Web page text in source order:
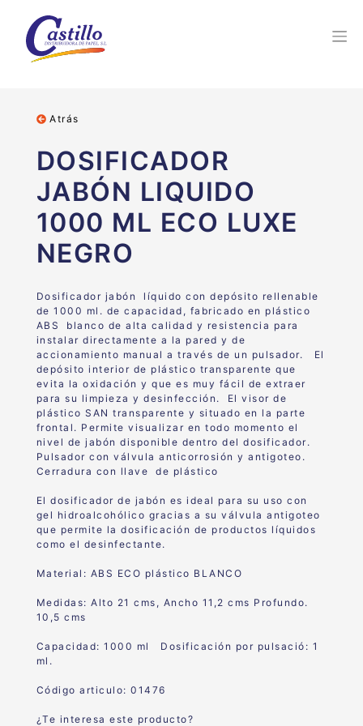
Atrás
DOSIFICADOR
JABÓN LIQUIDO
1000 ML ECO LUXE
NEGRO
Dosificador jabón líquido con depósito rellenable
de 1000 ml. de capacidad, fabricado en plástico
ABS blanco de alta calidad y resistencia para
instalar directamente a la pared y de
accionamiento manual a través de un pulsador. El
depósito interior de plástico transparenteque
evita laoxidación y que es muy fácil de extraer
para su limpieza ydesinfección. El visorde
plástico SAN transparente y situado en la parte
frontal. P ermitevisualizar en todo momento el
nivel de jabón disponible dentro deldosificador.
Pulsador con válvula anticorrosión y antigoteo.
Cerradura con llave de plástico
El dosificador de jabón es ideal para su uso con
gel hidroalcohólico gracias a su válvula antigoteo
que permite la dosificación de productos líquidos
como el desinfectante.
Material: ABS ECO plástico BLANCO
Medidas: Alto 21 cms, Ancho 11,2 cms Profundo.
10,5 cms
Capacidad: 1000 ml Dosificación por pulsació: 1
ml.
Código articulo: 01476
¿Te interesa este producto?